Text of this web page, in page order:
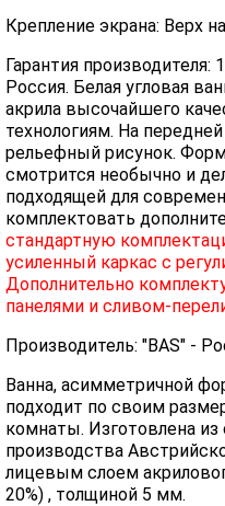
Крепление экрана: Верх
Гарантия производителя:
Россия. Белая угловая
акрила высочайшего
технологиям. На
рельефный рисунок.
смотрится необычно и
подходящей для
комплектовать
стандартную
усиленный каркас с
Дополнительно
панелями и сливом-
Производитель: "BAS" -
Ванна, асимметричной
подходит по своим
комнаты. Изготовлена из
производства
лицевым слоем
20%) , толщиной 5 мм.